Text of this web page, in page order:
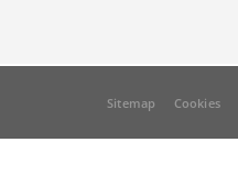
Sitemap Cookies